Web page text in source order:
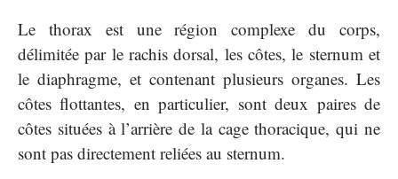
Le thorax est une région complexe du corps,
délimitée par le rachis dorsal, les côtes, le sternum et
le diaphragme, et contenant plusieurs organes. Les
côtes flottantes, en particulier, sont deux paires de
côtes situées à l’arrière de la cage thoracique, qui ne
sont pas directement reliées au sternum.